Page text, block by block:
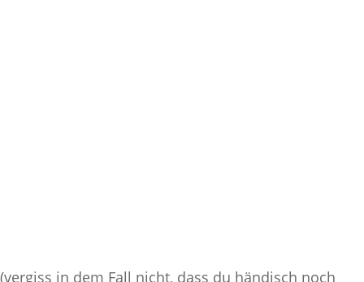
(vergiss in dem Fall nicht, dass du händisch noch